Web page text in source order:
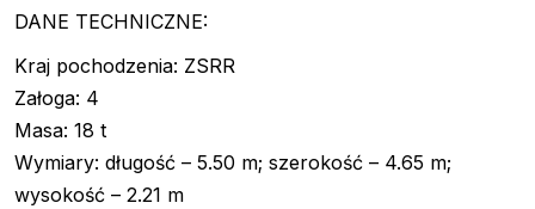
DANE TECHNICZNE:
Kraj pochodzenia: ZSRR
Załoga: 4
Masa: 18 t
Wymiary: długość – 5.50 m; szerokość – 4.65 m;
wysokość – 2.21 m